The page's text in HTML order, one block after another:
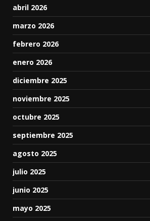
abril 2026
marzo 2026
febrero 2026
enero 2026
diciembre 2025
noviembre 2025
octubre 2025
septiembre 2025
agosto 2025
julio 2025
junio 2025
mayo 2025